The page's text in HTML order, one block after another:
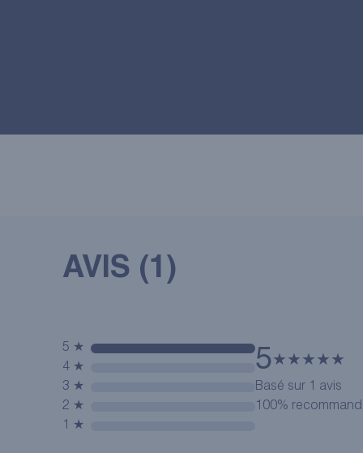
AVIS (1)
5 ★
4 ★
3 ★
2 ★
1 ★
5★ ★ ★ ★ ★
Basé sur 1 avis
100%